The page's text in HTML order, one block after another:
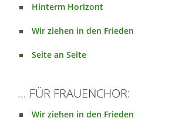
Hinterm Horizont
Wir ziehen in den Frieden
Seite an Seite
... FÜR FRAUENCHOR:
Wir ziehen in den Frieden